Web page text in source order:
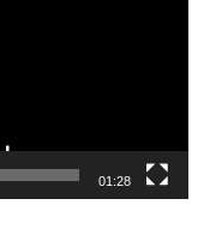
01:28